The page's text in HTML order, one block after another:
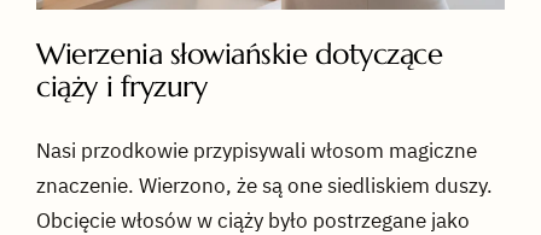
Wierzenia słowiańskie dotyczące
ciąży i fryzury
Nasi przodkowie przypisywali włosom magiczne
znaczenie. Wierzono, że są one siedliskiem duszy.
Obcięcie włosów w ciąży było postrzegane jako